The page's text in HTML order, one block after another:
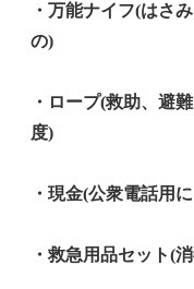
・万能ナイフ(はさ
の)
・ロープ(救助、避
度)
・現金(公衆電話用
・救急用品セット(